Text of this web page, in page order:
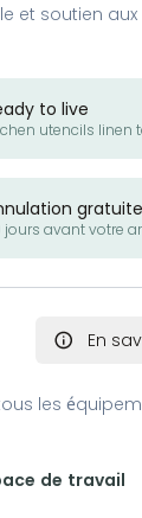
et soutien aux
to live
utencils linen
gratuite
jours avant votre
En
les
de travail